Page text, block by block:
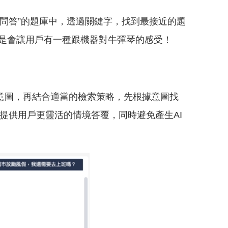
答”的題庫中，透過關鍵字，找到最接近的題
讓用戶有一種跟機器對牛彈琴的感受！
，再結合適當的檢索策略，先根據意圖找
供用戶更靈活的情境答覆，同時避免產生AI